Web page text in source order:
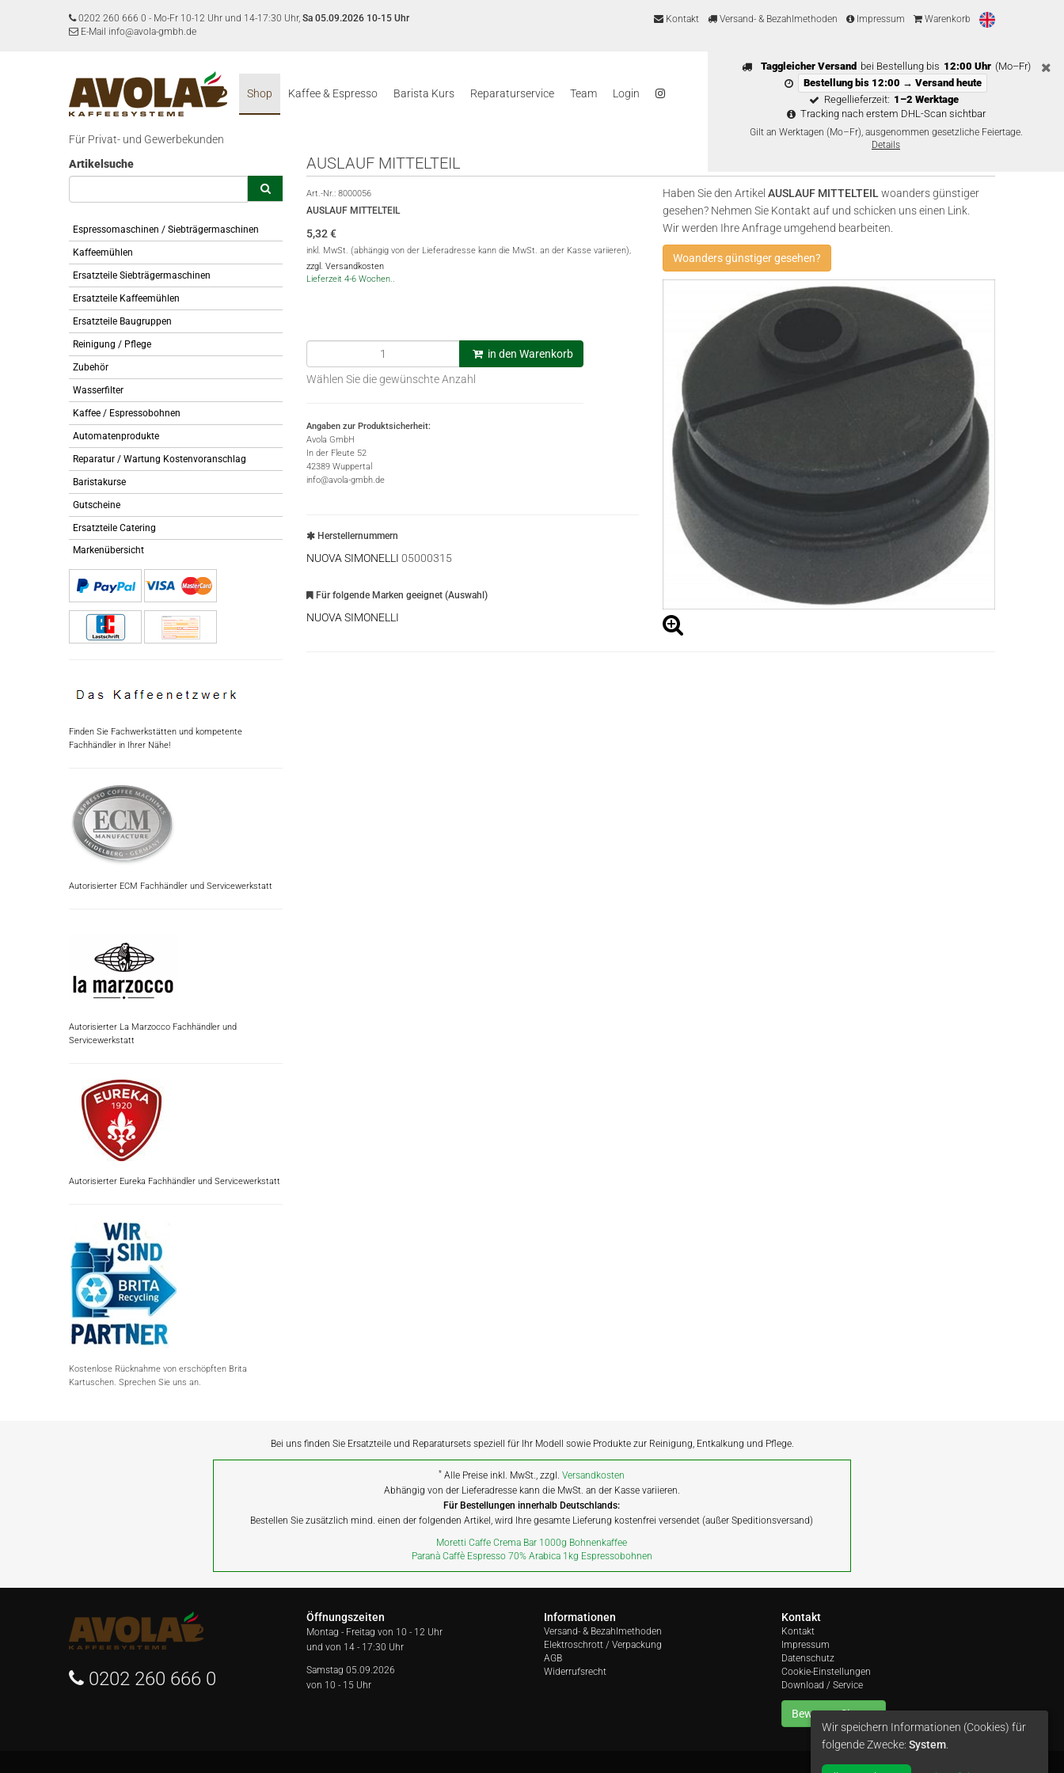
0202 260 666 0 - Mo-Fr 10-12 Uhr und 14-17:30 Uhr, Sa 05.09.2026 10-15 Uhr
E-Mail info@avola-gmbh.de
Kontakt Versand- & Bezahlmethoden Impressum Warenkorb
Taggleicher Versand bei Bestellung bis 12:00 Uhr (Mo–Fr)
Bestellung bis 12:00 → Versand heute
Regellieferzeit: 1–2 Werktage
Tracking nach erstem DHL-Scan sichtbar
Gilt an Werktagen (Mo–Fr), ausgenommen gesetzliche Feiertage.
Details
Shop Kaffee & Espresso Barista Kurs Reparaturservice Team Login
Für Privat- und Gewerbekunden
Artikelsuche
Espressomaschinen / Siebträgermaschinen
Kaffeemühlen
Ersatzteile Siebträgermaschinen
Ersatzteile Kaffeemühlen
Ersatzteile Baugruppen
Reinigung / Pflege
Zubehör
Wasserfilter
Kaffee / Espressobohnen
Automatenprodukte
Reparatur / Wartung Kostenvoranschlag
Baristakurse
Gutscheine
Ersatzteile Catering
Markenübersicht
Finden Sie Fachwerkstätten und kompetente
Fachhändler in Ihrer Nähe!
Autorisierter ECM Fachhändler und Servicewerkstatt
Autorisierter La Marzocco Fachhändler und
Servicewerkstatt
Autorisierter Eureka Fachhändler und Servicewerkstatt
Kostenlose Rücknahme von erschöpften Brita
Kartuschen. Sprechen Sie uns an.
AUSLAUF MITTELTEIL
Art.-Nr.: 8000056
AUSLAUF MITTELTEIL
5,32€
inkl. MwSt. (abhängig von der Lieferadresse kann die MwSt. an der Kasse variieren),
zzgl. Versandkosten
Lieferzeit 4-6 Wochen..
in den Warenkorb
Wählen Sie die gewünschte Anzahl
Angaben zur Produktsicherheit:
Avola GmbH
In der Fleute 52
42389 Wuppertal
info@avola-gmbh.de
Herstellernummern
NUOVA SIMONELLI 05000315
Für folgende Marken geeignet (Auswahl)
NUOVA SIMONELLI
Haben Sie den Artikel AUSLAUF MITTELTEIL woanders günstiger
gesehen? Nehmen Sie Kontakt auf und schicken uns einen Link.
Wir werden Ihre Anfrage umgehend bearbeiten.
Woanders günstiger gesehen?
Bei uns finden Sie Ersatzteile und Reparatursets speziell für Ihr Modell sowie Produkte zur Reinigung, Entkalkung und Pflege.
* Alle Preise inkl. MwSt., zzgl.Versandkosten
Abhängig von der Lieferadresse kann die MwSt. an der Kasse variieren.
Für Bestellungen innerhalb Deutschlands:
Bestellen Sie zusätzlich mind. einen der folgenden Artikel, wird Ihre gesamte Lieferung kostenfrei versendet (außer Speditionsversand)
Moretti Caffe Crema Bar 1000g Bohnenkaffee
Paranà Caffè Espresso 70% Arabica 1kg Espressobohnen
0202 260 666 0
Öffnungszeiten
Montag - Freitag von 10 - 12 Uhr
und von 14 - 17:30 Uhr
Samstag 05.09.2026
von 10 - 15 Uhr
Informationen
Versand- & Bezahlmethoden
Elektroschrott / Verpackung
AGB
Widerrufsrecht
Kontakt
Kontakt
Impressum
Datenschutz
Cookie-Einstellungen
Download / Service
Bewerten Sie uns
Wir speichern Informationen (Cookies) für
folgende Zwecke: System